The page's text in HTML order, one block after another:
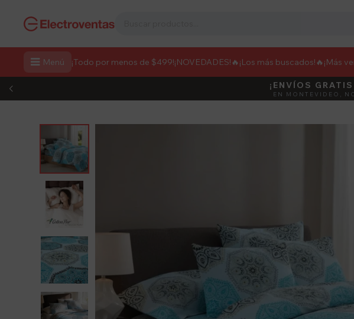
 Menú ¡Todo por menos de $499!¡NOVEDADES! 🔥¡Los más buscados!🔥 ¡Más
¡ENVÍOS
EN MONTEVIDEO,